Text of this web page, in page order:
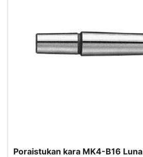
Poraistukan kara MK4-B16 Luna